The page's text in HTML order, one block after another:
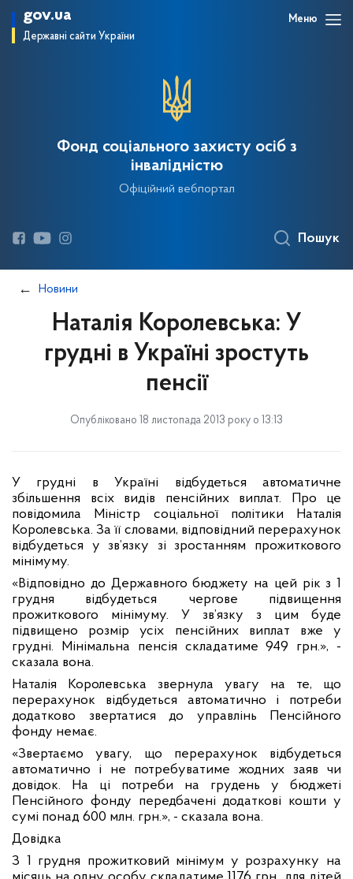
gov.ua
Державні сайти України
Меню
Фонд соціального захисту осіб з
інвалідністю
Офіційний вебпортал
Пошук
Новини
Наталія Королевська: У
грудні в Україні зростуть
пенсії
Опубліковано 18 листопада 2013 року о 13:13
У грудні в Україні відбудеться автоматичне
збільшення всіх видів пенсійних виплат. Про це
повідомила Міністр соціальної політики Наталія
Королевська. За її словами, відповідний перерахунок
відбудеться у зв’язку зі зростанням прожиткового
мінімуму.
«Відповідно до Державного бюджету на цей рік з 1
грудня відбудеться чергове підвищення
прожиткового мінімуму. У зв’язку з цим буде
підвищено розмір усіх пенсійних виплат вже у
грудні. Мінімальна пенсія складатиме 949 грн.», -
сказала вона.
Наталія Королевська звернула увагу на те, що
перерахунок відбудеться автоматично і потреби
додатково звертатися до управлінь Пенсійного
фонду немає.
«Звертаємо увагу, що перерахунок відбудеться
автоматично і не потребуватиме жодних заяв чи
довідок. На ці потреби на грудень у бюджеті
Пенсійного фонду передбачені додаткові кошти у
сумі понад 600 млн. грн.», - сказала вона.
Довідка
З 1 грудня прожитковий мінімум у розрахунку на